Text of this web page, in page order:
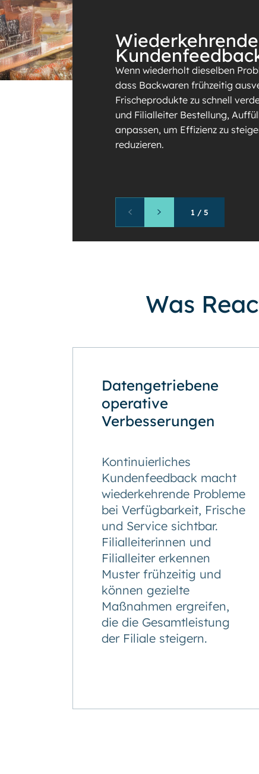
Wenn wiederholt dieselben
dass Backwaren frühzeitig
Frischeprodukte zu schnell
und Filialleiter Bestellung,
anpassen, um Effizienz zu
reduzieren.
1 / 5
Was
Datengetriebene
operative
Verbesserungen
Kontinuierliches
Kundenfeedback macht
wiederkehrende Probleme
bei Verfügbarkeit, Frische
und Service sichtbar.
Filialleiterinnen und
Filialleiter erkennen
Muster frühzeitig und
können gezielte
Maßnahmen ergreifen,
die die Gesamtleistung
der Filiale steigern.